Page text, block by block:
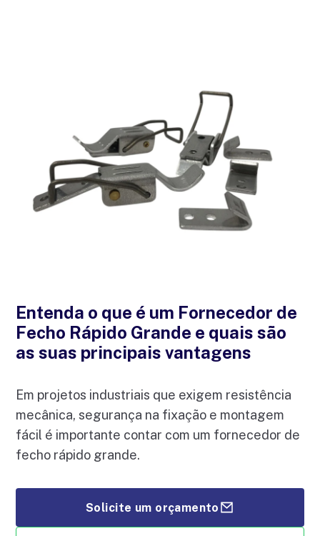
Entenda o que é um Fornecedor de
Fecho Rápido Grande e quais são
as suas principais vantagens
Em projetos industriais que exigem resistência
mecânica, segurança na fixação e montagem
fácil é importante contar com um fornecedor de
fecho rápido grande.
Solicite um orçamento